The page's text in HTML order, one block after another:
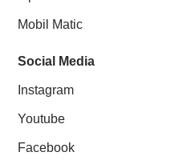
Mobil Matic
Social Media
Instagram
Youtube
Facebook